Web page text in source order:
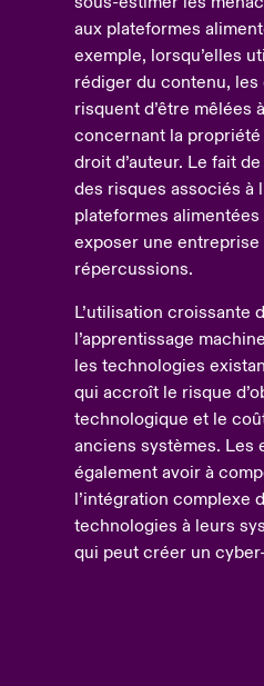
aux plateformes
exemple, lorsqu’elles
rédiger du contenu,
risquent d’être mêlées
concernant la
droit d’auteur. Le fait
des risques associés à
plateformes alimentées
exposer une entreprise
répercussions.
L’utilisation croissante
l’apprentissage
les technologies
qui accroît le risque
technologique et le
anciens systèmes. Les
également avoir à
l’intégration complexe
technologies à leurs
qui peut créer un